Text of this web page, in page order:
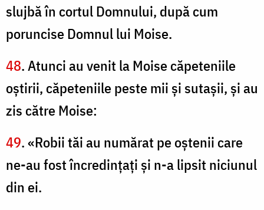
slujbă în cortul Domnului, după cum
poruncise Domnul lui Moise.
48. Atunci au venit la Moise căpeteniile
oştirii, căpeteniile peste mii şi sutaşii, şi au
zis către Moise:
49. «Robii tăi au numărat pe oştenii care
ne-au fost încredinţaţi şi n-a lipsit niciunul
din ei.